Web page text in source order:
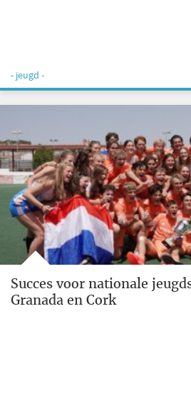
- jeugd -
Succes voor nationale
Granada en Cork